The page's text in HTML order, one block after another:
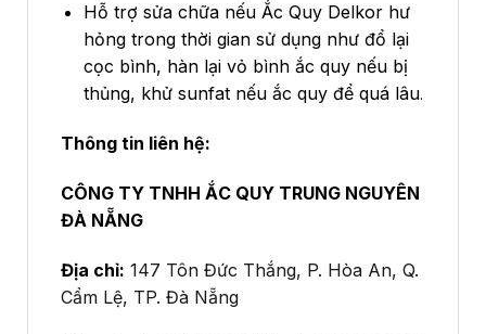
Hỗ trợ sửa chữa nếu Ắc Quy Delkor hư
hỏng trong thời gian sử dụng như đổ lại
cọc bình, hàn lại vỏ bình ắc quy nếu bị
thủng, khử sunfat nếu ắc quy để quá lâu.
Thông tin liên hệ:
CÔNG TY TNHH ẮC QUY TRUNG NGUYÊN
ĐÀ NẴNG
Địa chỉ: 147 Tôn Đức Thắng, P. Hòa An, Q.
Cẩm Lệ, TP. Đà Nẵng